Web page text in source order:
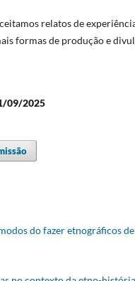
relatos de
formas de produção e
09/2025
do fazer etnográficos